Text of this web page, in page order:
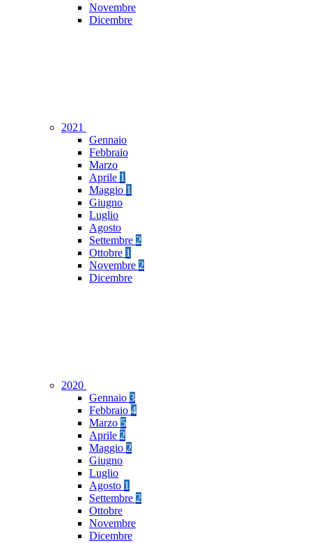
Novembre
Dicembre
2021
Gennaio
Febbraio
Marzo
Aprile 1
Maggio 1
Giugno
Luglio
Agosto
Settembre 2
Ottobre 1
Novembre 2
Dicembre
2020
Gennaio 3
Febbraio 4
Marzo 5
Aprile 2
Maggio 2
Giugno
Luglio
Agosto 1
Settembre 2
Ottobre
Novembre
Dicembre